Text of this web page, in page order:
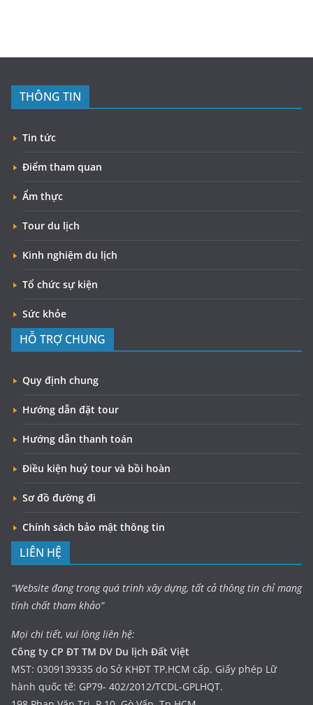
THÔNG TIN
Tin tức
Điểm tham quan
Ẩm thực
Tour du lịch
Kinh nghiệm du lịch
Tổ chức sự kiện
Sức khỏe
HỖ TRỢ CHUNG
Quy định chung
Hướng dẫn đặt tour
Hướng dẫn thanh toán
Điều kiện huỷ tour và bồi hoàn
Sơ đồ đường đi
Chính sách bảo mật thông tin
LIÊN HỆ
“Website đang trong quá trình xây dựng, tất cả thông tin chỉ mang
tính chất tham khảo”
Mọi chi tiết, vui lòng liên hệ:
Công ty CP ĐT TM DV Du lịch Đất Việt
MST: 0309139335 do Sở KHĐT TP.HCM cấp. Giấy phép Lữ
hành quốc tế: GP79- 402/2012/TCDL-GPLHQT.